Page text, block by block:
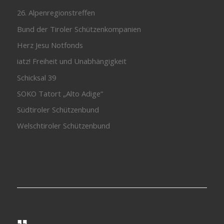
26. Alpenregionstreffen
Bund der Tiroler Schützenkompanien
Herz Jesu Notfonds
iatz! Freiheit und Unabhängigkeit
Schicksal 39
SOKO Tatort „Alto Adige“
Südtiroler Schützenbund
Welschtiroler Schützenbund